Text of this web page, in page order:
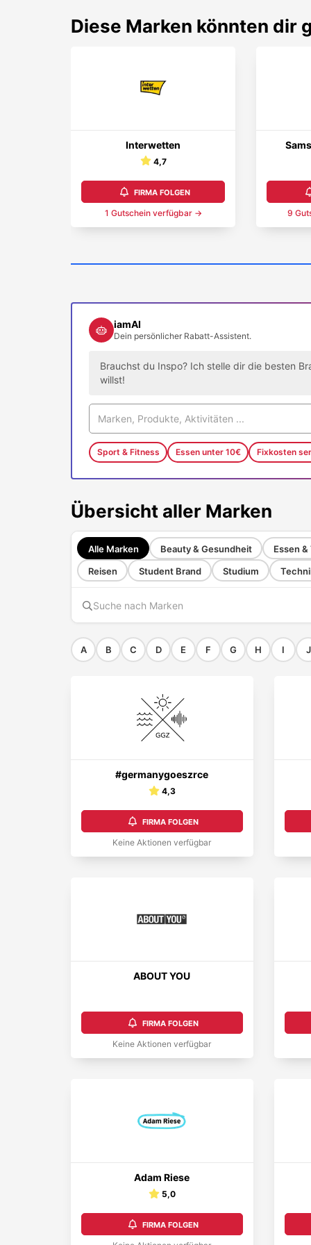
Diese Marken könnten dir
Interwetten
4,7
FIRMA FOLGEN
1 Gutschein verfügbar → 9
iamAI
Dein persönlicher Rabatt-Assistent.
Brauchst du Inspo? Ich stelle dir die besten
willst!
Sport & Fitness Essen unter 10€ Fixkosten
Übersicht aller Marken
Alle Marken Beauty & Gesundheit
Essen
Reisen
Student Brand Studium
A B C D E F G H I J
#germanygoeszrce
4,3
FIRMA FOLGEN
Keine Aktionen verfügbar
ABOUT YOU
FIRMA FOLGEN
Keine Aktionen verfügbar
Adam Riese
5,0
FIRMA FOLGEN